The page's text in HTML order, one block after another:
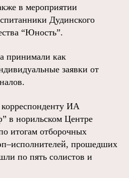
в мероприятии
Дудинского
“Юность”.
принимали как
заявки от
ИА
в норильском Центре
итогам отборочных
прошедших
по пять солистов и